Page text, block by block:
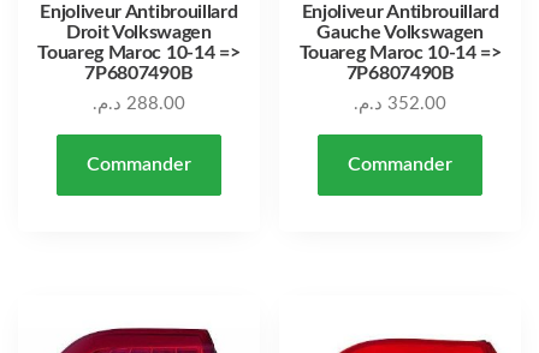
Enjoliveur Antibrouillard
Droit Volkswagen
Touareg Maroc 10-14 =>
7P6807490B
288.00 د.م.
Commander
Enjoliveur Antibrouillard
Gauche Volkswagen
Touareg Maroc 10-14 =>
7P6807490B
352.00 د.م.
Commander